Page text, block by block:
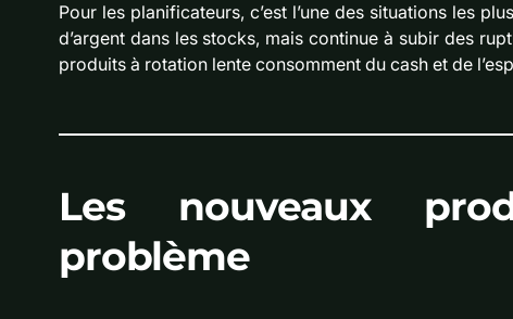
Pour les planificateurs, c’est l’une des situations les
d’argent dans les stocks, mais continue à subir des
produits à rotation lente consomment du cash et de
Les nouveaux
problème